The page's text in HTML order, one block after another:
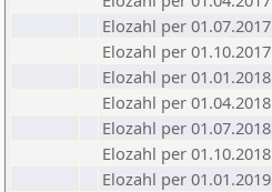
Elozahl per 01.07.2017
Elozahl per 01.10.2017
Elozahl per 01.01.2018
Elozahl per 01.04.2018
Elozahl per 01.07.2018
Elozahl per 01.10.2018
Elozahl per 01.01.2019